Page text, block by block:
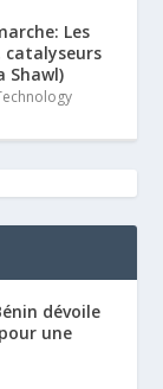
Les
Shawl)
dévoile
une